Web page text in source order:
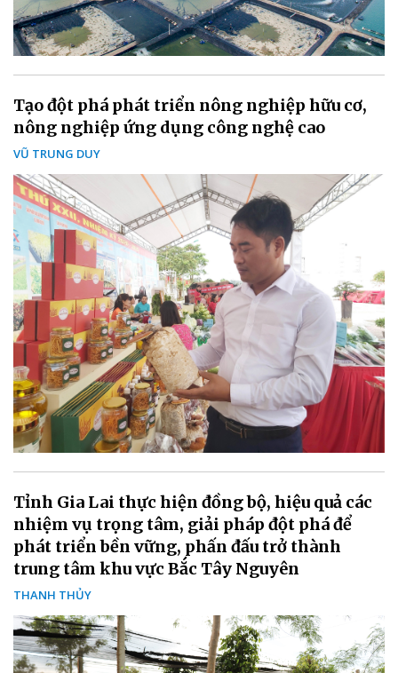
Tạo đột phá phát triển nông nghiệp hữu cơ,
nông nghiệp ứng dụng công nghệ cao
VŨ TRUNG DUY
Tỉnh Gia Lai thực hiện đồng bộ, hiệu quả các
nhiệm vụ trọng tâm, giải pháp đột phá để
phát triển bền vững, phấn đấu trở thành
trung tâm khu vực Bắc Tây Nguyên
THANH THỦY